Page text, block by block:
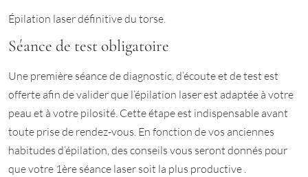
Épilation laser définitive du torse.
Séance de test obligatoire
Une première séance de diagnostic, d’écoute et de test est
offerte afin de valider que l’épilation laser est adaptée à votre
peau et à votre pilosité. Cette étape est indispensable avant
toute prise de rendez-vous. En fonction de vos anciennes
habitudes d’épilation, des conseils vous seront donnés pour
que votre 1ère séance laser soit la plus productive .